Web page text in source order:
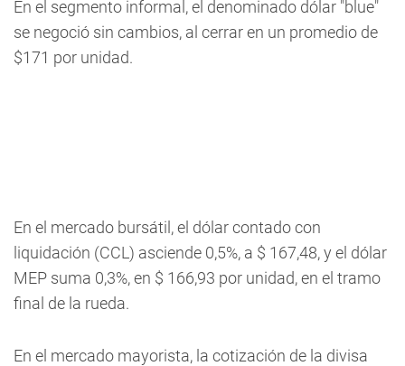
En el segmento informal, el denominado dólar "blue"
se negoció sin cambios, al cerrar en un promedio de
$171 por unidad.
En el mercado bursátil, el dólar contado con
liquidación (CCL) asciende 0,5%, a $ 167,48, y el dólar
MEP suma 0,3%, en $ 166,93 por unidad, en el tramo
final de la rueda.
En el mercado mayorista, la cotización de la divisa